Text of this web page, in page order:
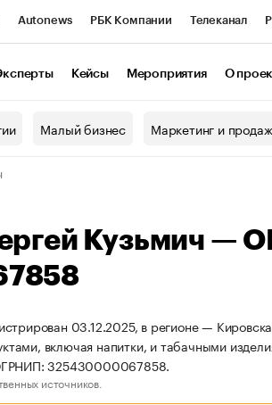
Autonews РБК Компании Телеканал
Кейсы Мероприятия О
Малый бизнес Маркетинг и
Кузьмич —
03.12.2025, в регионе —
включая напитки, и табачными
325430000067858.
источников.